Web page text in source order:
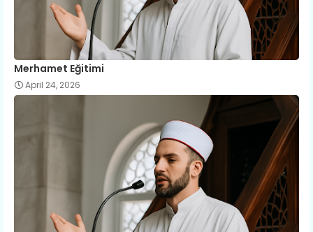
Merhamet Eğitimi
April 24, 2026